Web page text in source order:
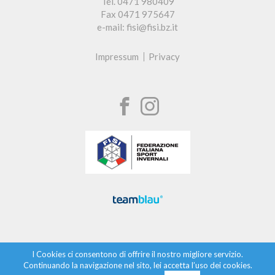
Fax 0471 975647
e-mail: fisi@fisi.bz.it
Impressum Privacy
I Cookies ci consentono di offrire il nostro migliore servizio.
Continuando la navigazione nel sito, lei accetta l’uso dei cookies.